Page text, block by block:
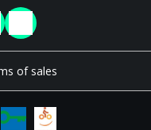
of sales